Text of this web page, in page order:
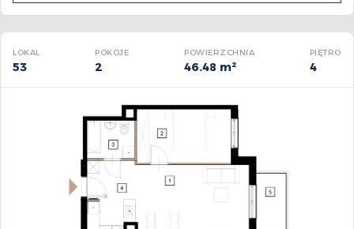
LOKAL
53
POKOJE
2
POWIERZCHNIA
46.48 m²
PIĘTRO
4